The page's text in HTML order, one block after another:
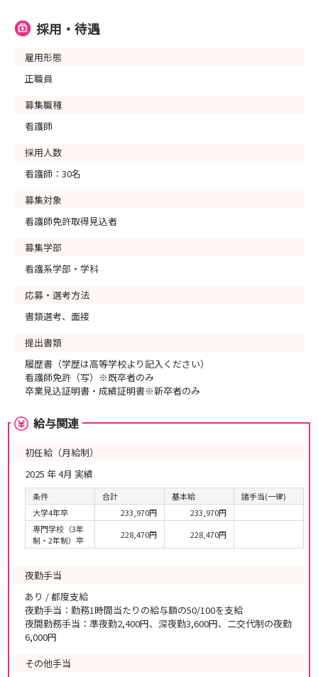
採用・待遇
雇用形態
正職員
募集職種
看護師
採用人数
看護師：30名
募集対象
看護師免許取得見込者
募集学部
看護系学部・学科
応募・選考方法
書類選考、面接
提出書類
履歴書（学歴は高等学校より記入ください）
看護師免許（写）※既卒者のみ
卒業見込証明書・成績証明書※新卒者のみ
給与関連
初任給（月給制）
2025 年 4月 実績
条件 合計 基本給
諸手当(一律)
大学4年卒
233,970円
233,970円
専門学校（3年
制・2年制）卒
228,470円 228,470円
夜勤手当
あり / 都度支給
夜勤手当：勤務1時間当たりの給与額の50/100を支給
夜間勤務手当：準夜勤2,400円、深夜勤3,600円、二交代制の夜勤
6,000円
その他手当